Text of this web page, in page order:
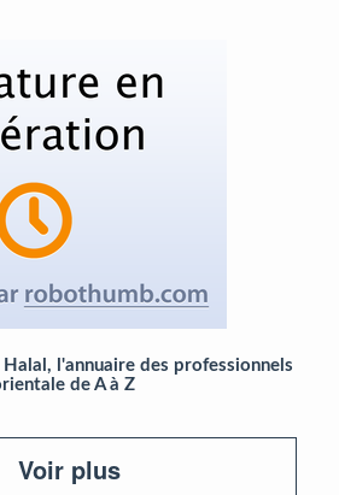
l'annuaire des professionnels
de A à Z
Voir plus